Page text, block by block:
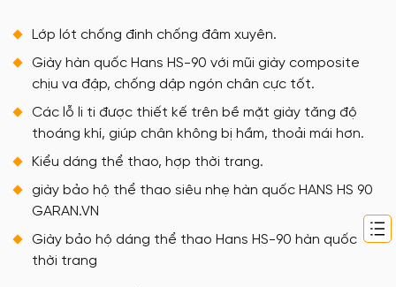
Lớp lót chống đinh chống đâm xuyên.
Giày hàn quốc Hans HS-90 với mũi giày composite
chịu va đập, chống dập ngón chân cực tốt.
Các lỗ li ti được thiết kế trên bề mặt giày tăng độ
thoáng khí, giúp chân không bị hầm, thoải mái hơn.
Kiểu dáng thể thao, hợp thời trang.
giày bảo hộ thể thao siêu nhẹ hàn quốc HANS HS 90
GARAN.VN
Giày bảo hộ dáng thể thao Hans HS-90 hàn quốc
thời trang